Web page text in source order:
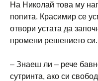
На Николай това му
попита. Красимир се
отвори устата да
промени решението си.
– Знаеш ли – рече
сутринта, ако си